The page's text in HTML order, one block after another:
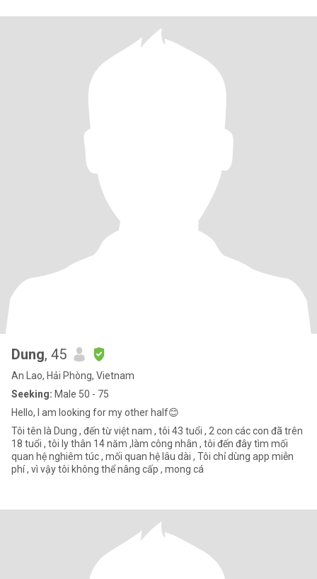
Dung, 45
An Lao, Hải Phòng, Vietnam
Seeking: Male 50 - 75
Hello, I am looking for my other half😊
Tôi tên là Dung , đến từ việt nam , tôi 43 tuổi , 2 con các con đã trên
18 tuổi , tôi ly thân 14 năm ,làm công nhân , tôi đến đây tìm mối
quan hệ nghiêm túc , mối quan hệ lâu dài , Tôi chỉ dùng app miễn
phí , vì vậy tôi không thể nâng cấp , mong cá